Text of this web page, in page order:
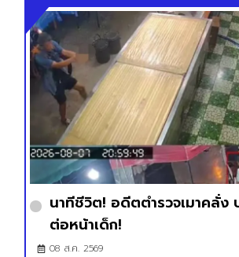
นาทีชีวิต! อดีตตำรวจเมาคลั่ง
ต่อหน้าเด็ก!
08 ส.ค. 2569